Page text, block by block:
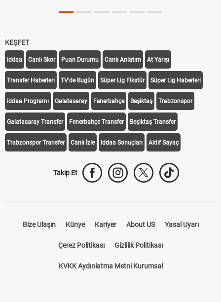
KEŞFET
iddaa Canlı Skor Puan Durumu Canlı Anlatım At Yarışı
Transfer Haberleri TV'de Bugün Süper Lig Fikstür Süper Lig Haberleri
iddaa Programı Galatasaray Fenerbahçe Beşiktaş Trabzonspor
Galatasaray Transfer Fenerbahçe Transfer Beşiktaş Transfer
Trabzonspor Transfer Canlı İzle iddaa Sonuçları Aktif Sayaç
Takip Et
Bize Ulaşın Künye Kariyer About US Yasal Uyarı
Çerez Politikası Gizlilik Politikası
KVKK Aydınlatma Metni Kurumsal